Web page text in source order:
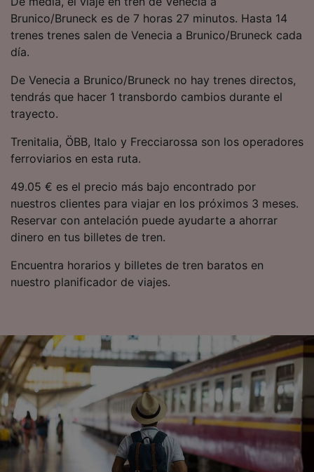
Brunico/Bruneck es de 7 horas 27 minutos. Hasta 14
trenes trenes salen de Venecia a Brunico/Bruneck cada
día.
De Venecia a Brunico/Bruneck no hay trenes directos,
tendrás que hacer 1 transbordo cambios durante el
trayecto.
Trenitalia, ÖBB, Italo y Frecciarossa son los operadores
ferroviarios en esta ruta.
49.05 € es el precio más bajo encontrado por
nuestros clientes para viajar en los próximos 3 meses.
Reservar con antelación puede ayudarte a ahorrar
dinero en tus billetes de tren.
Encuentra horarios y billetes de tren baratos en
nuestro planificador de viajes.
precisa. Analizar activamente las
características del dispositivo para su
identificación. Almacenar la información en un
publicidad y contenido, investigación de
audiencia y desarrollo de servicios.
Lista de asociados (proveedores)